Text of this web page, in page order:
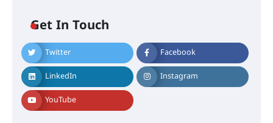
Get In Touch
Twitter Facebook
LinkedIn Instagram
YouTube